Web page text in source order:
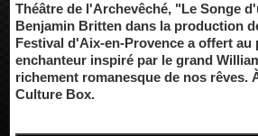
Théâtre de l'Archevêché, "Le Songe
Benjamin Britten dans la production
Festival d'Aix-en-Provence a offert au
enchanteur inspiré par le grand
richement romanesque de nos rêves.
Culture Box.